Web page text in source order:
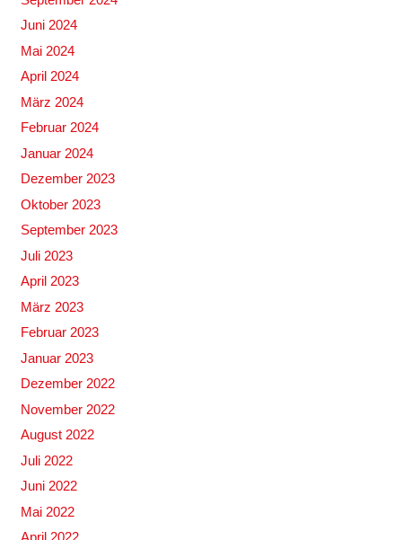
Juni 2024
Mai 2024
April 2024
März 2024
Februar 2024
Januar 2024
Dezember 2023
Oktober 2023
September 2023
Juli 2023
April 2023
März 2023
Februar 2023
Januar 2023
Dezember 2022
November 2022
August 2022
Juli 2022
Juni 2022
Mai 2022
April 2022